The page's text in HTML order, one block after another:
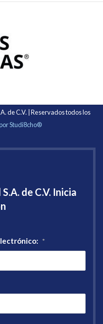
de C.V. | Reservados todos los
Studi8cho®
de C.V. Inicia
*